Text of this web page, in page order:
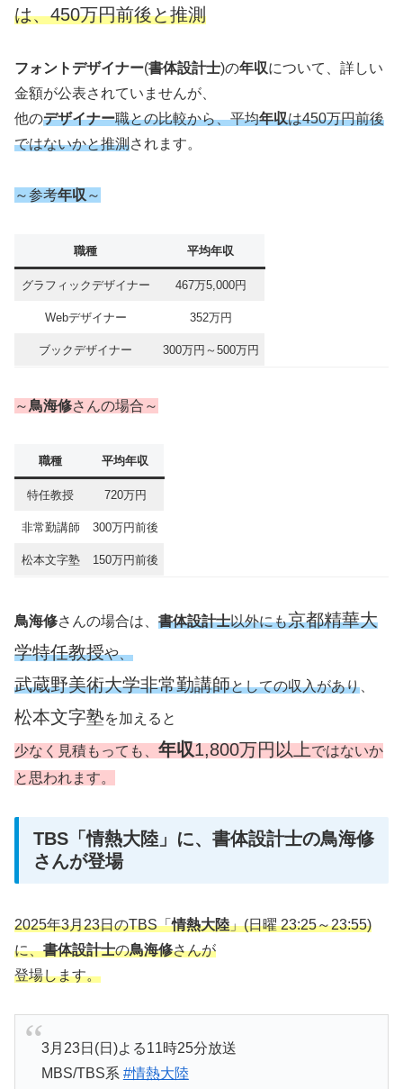
は、450万円前後と推測
フォントデザイナー(書体設計士)の年収について、詳しい
金額が公表されていませんが、
他のデザイナー職との比較から、平均年収は450万円前後
ではないかと推測されます。
～参考年収 ～
職種 平均年収
グラフィックデザイナー 467万5,000円
Webデザイナー 352万円
ブックデザイナー 300万円～500万円
～鳥海修さんの場合～
職種 平均年収
特任教授 720万円
非常勤講師 300万円前後
松本文字塾 150万円前後
鳥海修さんの場合は、 書体設計士以外にも京都精華大
学特任教授や、
武蔵野美術大学非常勤講師としての収入があり
松本文字塾を加えると
少なく見積もっても、 年収1,800万円以上ではないか
と思われます。
TBS「情熱大陸」に、書体設計士の鳥海修
さんが登場
2025年3月23日のTBS「情熱大陸」(日曜 23:25～23:55)
に、書体設計士の鳥海修さんが
登場します。
3月23日(日)よる11時25分放送
MBS/TBS系 #情熱大陸